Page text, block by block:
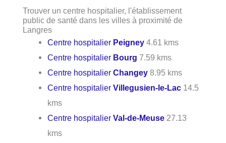
Trouver un centre hospitalier, l'établissement
public de santé dans les villes à proximité de
Langres
Centre hospitalier Peigney 4.61 kms
Centre hospitalier Bourg 7.59 kms
Centre hospitalierChangey 8.95 kms
Centre hospitalierVillegusien-le-Lac 14.5
kms
Centre hospitalierVal-de-Meuse 27.13
kms